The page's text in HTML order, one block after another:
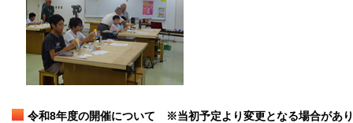
令和8年度の開催について ※当初予定より変更となる場合があ